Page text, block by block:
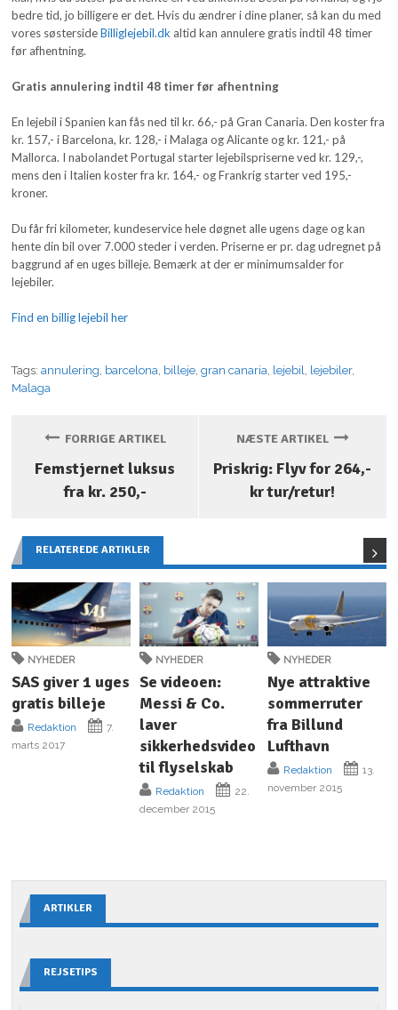
bedre tid, jo billigere er det. Hvis du ændrer i dine planer, så kan du med
vores søstersideBilliglejebil.dk altid kan annulere gratis indtil 48 timer
før afhentning.
Gratis annulering indtil 48 timer før afhentning
En lejebil i Spanien kan fås ned til kr. 66,- på Gran Canaria. Den koster fra
kr. 157,- i Barcelona, kr. 128,- i Malaga og Alicante og kr. 121,- på
Mallorca. I nabolandet Portugal starter lejebilspriserne ved kr. 129,-,
mens den i Italien koster fra kr. 164,- og Frankrig starter ved 195,-
kroner.
Du får fri kilometer, kundeservice hele døgnet alle ugens dage og kan
hente din bil over 7.000 steder i verden. Priserne er pr. dag udregnet på
baggrund af en uges billeje. Bemærk at der er minimumsalder for
lejebiler.
Find en billig lejebil her
Tags:annulering, barcelona, billeje,gran canaria, lejebil, lejebiler,
Malaga
FORRIGE ARTIKEL
Femstjernet luksus
fra kr. 250,-
NÆSTE ARTIKEL
Priskrig: Flyv for 264,-
kr tur/retur!
RELATEREDE ARTIKLER
NYHEDER
SAS giver 1 uges
gratis billeje
Redaktion
7.
marts 2017
NYHEDER
Se videoen:
Messi & Co.
laver
sikkerhedsvideo
til flyselskab
Redaktion
22.
december 2015
NYHEDER
Nye attraktive
sommerruter
fra Billund
Lufthavn
Redaktion
13.
november 2015
ARTIKLER
REJSETIPS